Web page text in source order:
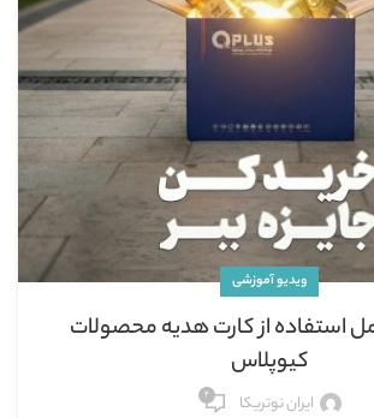
ویدیو آموزشی
استفاده از کارت هدیه محصولات
کیوپلاس
ایران نوتریکا ۲